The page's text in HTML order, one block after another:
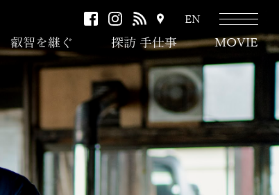
facebookinstagram
RSS
ク
セ
ス
EN
叡智を継ぐ 探訪 手仕事 MOVIE